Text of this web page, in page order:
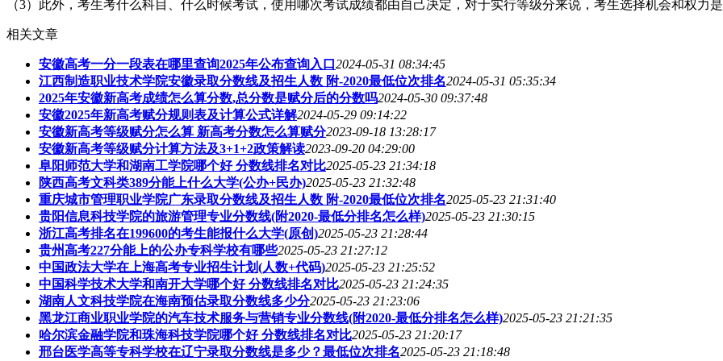
（3）此外，考生考什么科目、什么时候考试，使用哪次考试成绩都由自己决定，对于实行等级分来说，考生选择机会和权力
相关文章
安徽高考一分一段表在哪里查询2025年公布查询入口 2024-05-31 08:34:45
江西制造职业技术学院安徽录取分数线及招生人数 附-2020最低位次排名2024-05-31 05:35:34
2025年安徽新高考成绩怎么算分数,总分数是赋分后的分数吗2024-05-30 09:37:48
安徽2025年新高考赋分规则表及计算公式详解2024-05-29 09:14:22
安徽新高考等级赋分怎么算 新高考分数怎么算赋分2023-09-18 13:28:17
安徽新高考等级赋分计算方法及3+1+2政策解读2023-09-20 04:29:00
阜阳师范大学和湖南工学院哪个好 分数线排名对比2025-05-23 21:34:18
陕西高考文科类389分能上什么大学(公办+民办)2025-05-23 21:32:48
重庆城市管理职业学院广东录取分数线及招生人数 附-2020最低位次排名2025-05-23 21:31:40
贵阳信息科技学院的旅游管理专业分数线(附2020-最低分排名怎么样)2025-05-23 21:30:15
浙江高考排名在199600的考生能报什么大学(原创)2025-05-23 21:28:44
贵州高考227分能上的公办专科学校有哪些2025-05-23 21:27:12
中国政法大学在上海高考专业招生计划(人数+代码)2025-05-23 21:25:52
中国科学技术大学和南开大学哪个好 分数线排名对比2025-05-23 21:24:35
湖南人文科技学院在海南预估录取分数线多少分2025-05-23 21:23:06
黑龙江商业职业学院的汽车技术服务与营销专业分数线(附2020-最低分排名怎么样)2025-05-23 21:21:35
哈尔滨金融学院和珠海科技学院哪个好 分数线排名对比2025-05-23 21:20:17
邢台医学高等专科学校在辽宁录取分数线是多少？最低位次排名2025-05-23 21:18:48